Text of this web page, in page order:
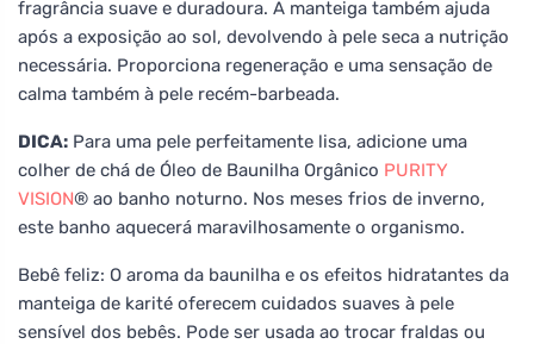
fragrância suave e duradoura. A manteiga também ajuda
após a exposição ao sol, devolvendo à pele seca a nutrição
necessária. Proporciona regeneração e uma sensação de
calma também à pele recém-barbeada.
DICA: Para uma pele perfeitamente lisa, adicione uma
colher de chá de Óleo de Baunilha Orgânico PURITY
VISION® ao banho noturno. Nos meses frios de inverno,
este banho aquecerá maravilhosamente o organismo.
Bebê feliz: O aroma da baunilha e os efeitos hidratantes da
manteiga de karité oferecem cuidados suaves à pele
sensível dos bebês. Pode ser usada ao trocar fraldas ou